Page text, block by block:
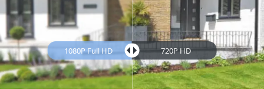
1080P Full HD 720P HD